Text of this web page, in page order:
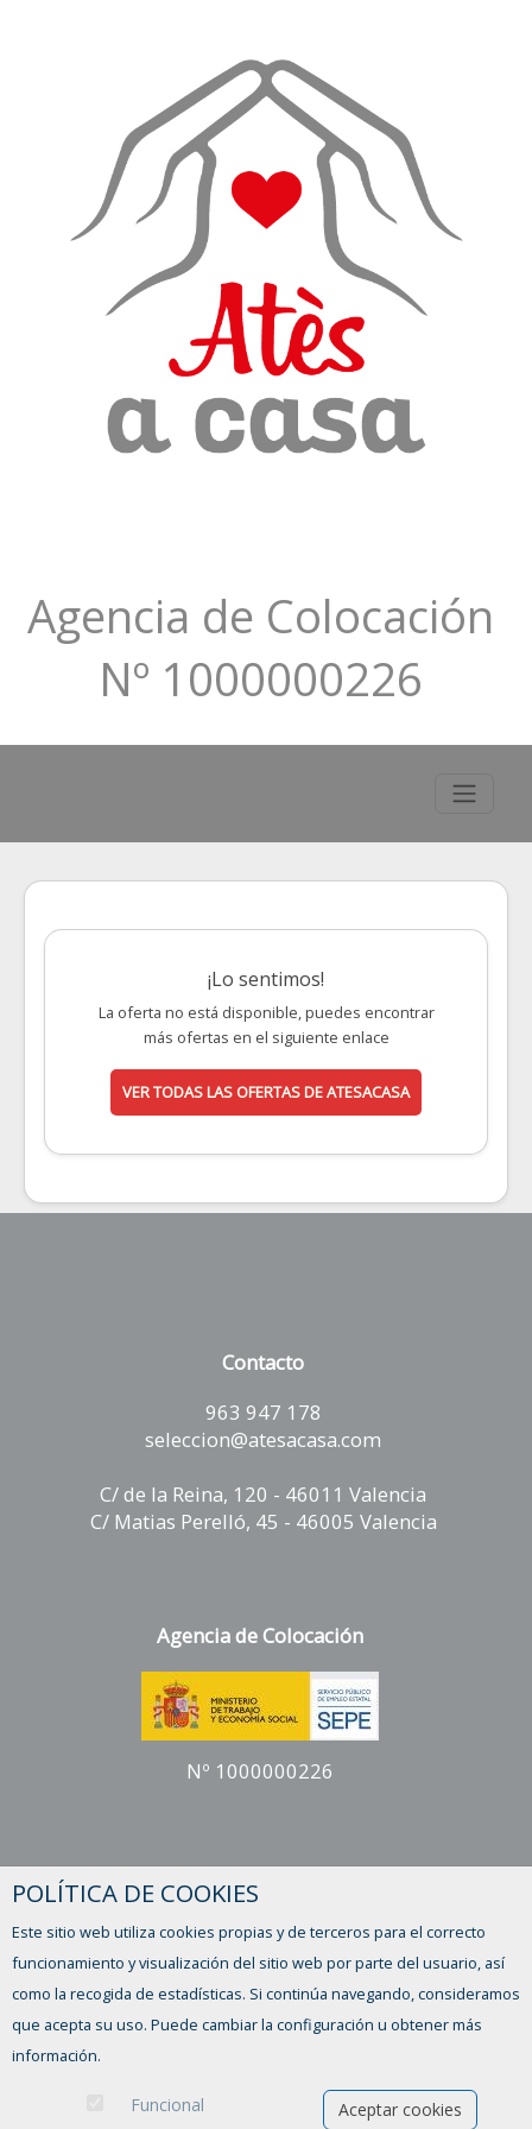
Agencia de Colocación
Nº 1000000226
¡Lo sentimos!
La oferta no está disponible, puedes encontrar
más ofertas en el siguiente enlace
VER TODAS LAS OFERTAS DE ATESACASA
Contacto
963 947 178
seleccion@atesacasa.com
C/ de la Reina, 120 - 46011 Valencia
C/ Matias Perelló, 45 - 46005 Valencia
Agencia de Colocación
Nº 1000000226
Horario
Lunes a viernes
de 9 a 14 y de 16 a 19 h.
¿Tienes alguna duda?
POLÍTICA DE COOKIES
Este sitio web utiliza cookies propias y de terceros para el correcto
funcionamiento y visualización del sitio web por parte del usuario, así
como la recogida de estadísticas. Si continúa navegando, consideramos
que acepta su uso. Puede cambiar la configuración u obtener más
información.
Funcional
Aceptar cookies